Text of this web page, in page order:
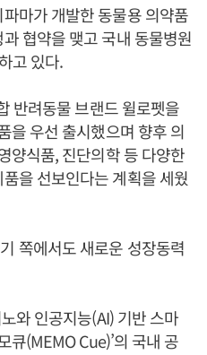
마가 개발한 동물용 의약품
협약을 맺고 국내 동물병원
고 있다.
반려동물 브랜드 윌로펫을
을 우선 출시했으며 향후 의
양식품, 진단의학 등 다양한
을 선보인다는 계획을 세웠
쪽에서도 새로운 성장동력
와 인공지능(AI) 기반 스마
큐(MEMO Cue)’의 국내 공